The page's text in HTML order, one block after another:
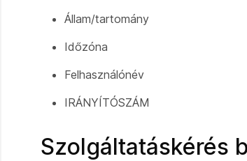
Állam/tartomány
Időzóna
Felhasználónév
IRÁNYÍTÓSZÁM
Szolgáltatáskérés